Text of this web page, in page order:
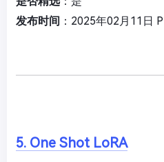
发布时间 ：2025年02月11日
5. One Shot LoRA